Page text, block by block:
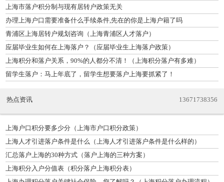
上海市落户积分制与现有居转户政策无关
办理上海户口需要准备什么手续条件,先在的你是上海户籍了吗
青浦区上海居转户规划咨询（上海青浦区人才落户）
应届毕业生如何在上海落户？（应届毕业生上海落户政策）
上海积分和落户关系，90%的人都分不清！（上海积分落户有多难）
留学生落户：马上年底了，留学生想要落户上海要抓紧了！
热点资讯 13671738356
上海户口积分要多少分（上海市户口积分政策）
上海人才引进落户条件是什么（上海人才引进落户条件是什么样的）
汇总落户上海的30种方式（落户上海的三种方案）
上海积分入户分值表（积分落户上海积分表）